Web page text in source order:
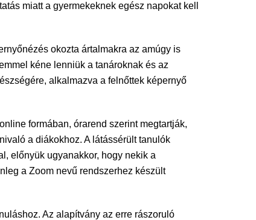
miatt a gyermekeknek egész napokat kell
okozta ártalmakra az amúgy is
kéne lenniük a tanároknak és az
alkalmazva a felnőttek képernyő
formában, órarend szerint megtartják,
a diákokhoz. A látássérült tanulók
előnyük ugyanakkor, hogy nekik a
a Zoom nevű rendszerhez készült
Az alapítvány az erre rászoruló